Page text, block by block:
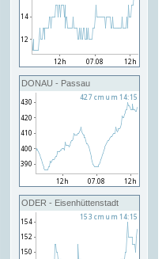
DONAU - Passau
ODER - Eisenhüttenstadt